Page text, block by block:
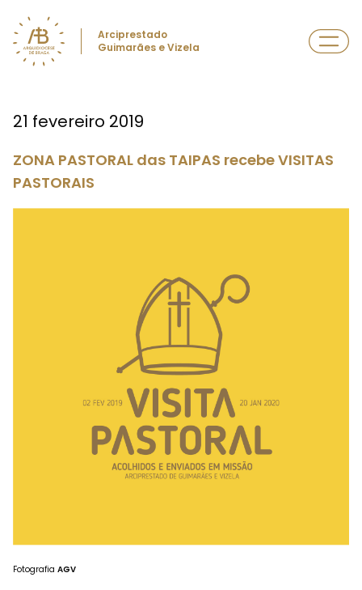
Arciprestado
Guimarães e Vizela
21 fevereiro 2019
ZONA PASTORAL das TAIPAS recebe VISITAS
PASTORAIS
Fotografia AGV